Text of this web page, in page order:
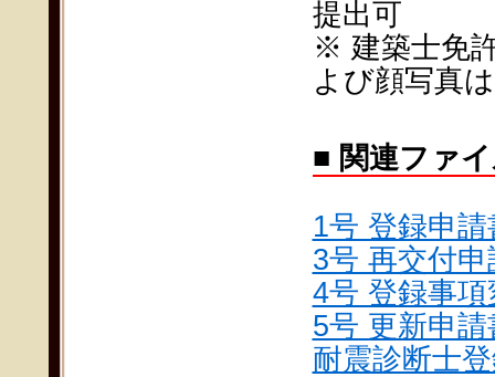
提出可
※ 建築士免
よび顔写真
■ 関連ファ
1号 登録申
3号 再交付
4号 登録事
5号 更新申
耐震診断士